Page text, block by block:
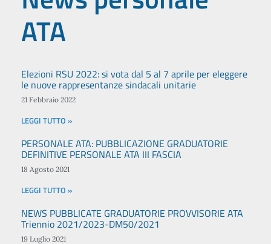
ATA
Elezioni RSU 2022: si vota dal 5 al 7 aprile per eleggere
le nuove rappresentanze sindacali unitarie
21 Febbraio 2022
LEGGI TUTTO »
PERSONALE ATA: PUBBLICAZIONE GRADUATORIE
DEFINITIVE PERSONALE ATA III FASCIA
18 Agosto 2021
LEGGI TUTTO »
NEWS PUBBLICATE GRADUATORIE PROVVISORIE ATA
Triennio 2021/2023-DM50/2021
19 Luglio 2021